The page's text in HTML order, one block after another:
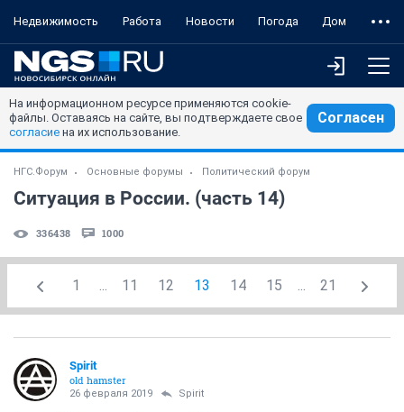
Недвижимость Работа Новости Погода Дом
На информационном ресурсе применяются cookie-
файлы. Оставаясь на сайте, вы подтверждаете свое
согласие на их использование.
Согласен
НГС.Форум Основные форумы Политический форум
Ситуация в России. (часть 14)
336438 1000
1 ... 11 12 13 14 15 ... 21
Spirit
old hamster
26 февраля 2019 Spirit